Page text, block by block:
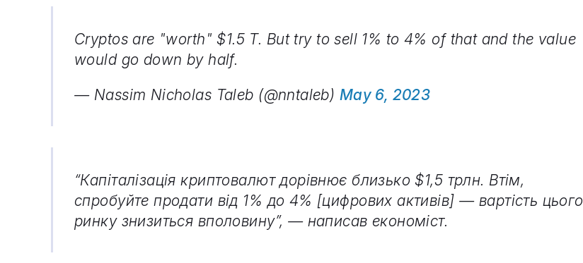
Cryptos are "worth" $1.5 T. But try to sell 1% to 4% of that and the value
would go down by half.
— Nassim Nicholas Taleb (@nntaleb) May 6, 2023
“Капіталізація криптовалют дорівнює близько $1,5 трлн. Втім,
спробуйте продати від 1% до 4% [цифрових активів] — вартість цього
ринку знизиться вполовину”, — написав економіст.